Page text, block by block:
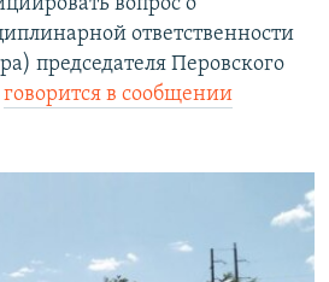
ответственности
председателя Перовского
говорится в сообщении